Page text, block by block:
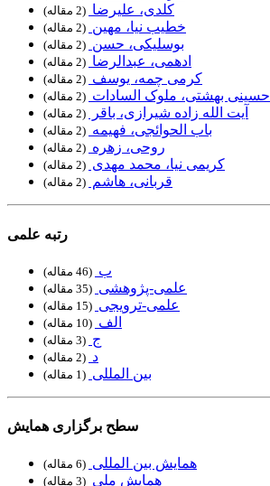
کلدی، علیرضا ‏ (2 مقاله)
خطیب نیا، مهین ‏ (2 مقاله)
بوسلیکی، حسن ‏ (2 مقاله)
ادهمی، عبدالرضا ‏ (2 مقاله)
کرمی چمه، یوسف ‏ (2 مقاله)
حسینی بهشتی، ملوک السادات ‏ (2 مقاله)
آیت الله زاده شیرازی، باقر ‏ (2 مقاله)
باب الحوائجی، فهیمه ‏ (2 مقاله)
روحی، زهره ‏ (2 مقاله)
کریمی نیا، محمد مهدی ‏ (2 مقاله)
قربانی، هاشم ‏ (2 مقاله)
رتبه علمی
ب ‏ (46 مقاله)
علمی-پژوهشی ‏ (35 مقاله)
علمی-ترویجی ‏ (15 مقاله)
الف ‏ (10 مقاله)
ج ‏ (3 مقاله)
د ‏ (2 مقاله)
بین المللی ‏ (1 مقاله)
سطح برگزاری همایش
همایش بین المللی ‏ (6 مقاله)
همایش ملی ‏ (3 مقاله)